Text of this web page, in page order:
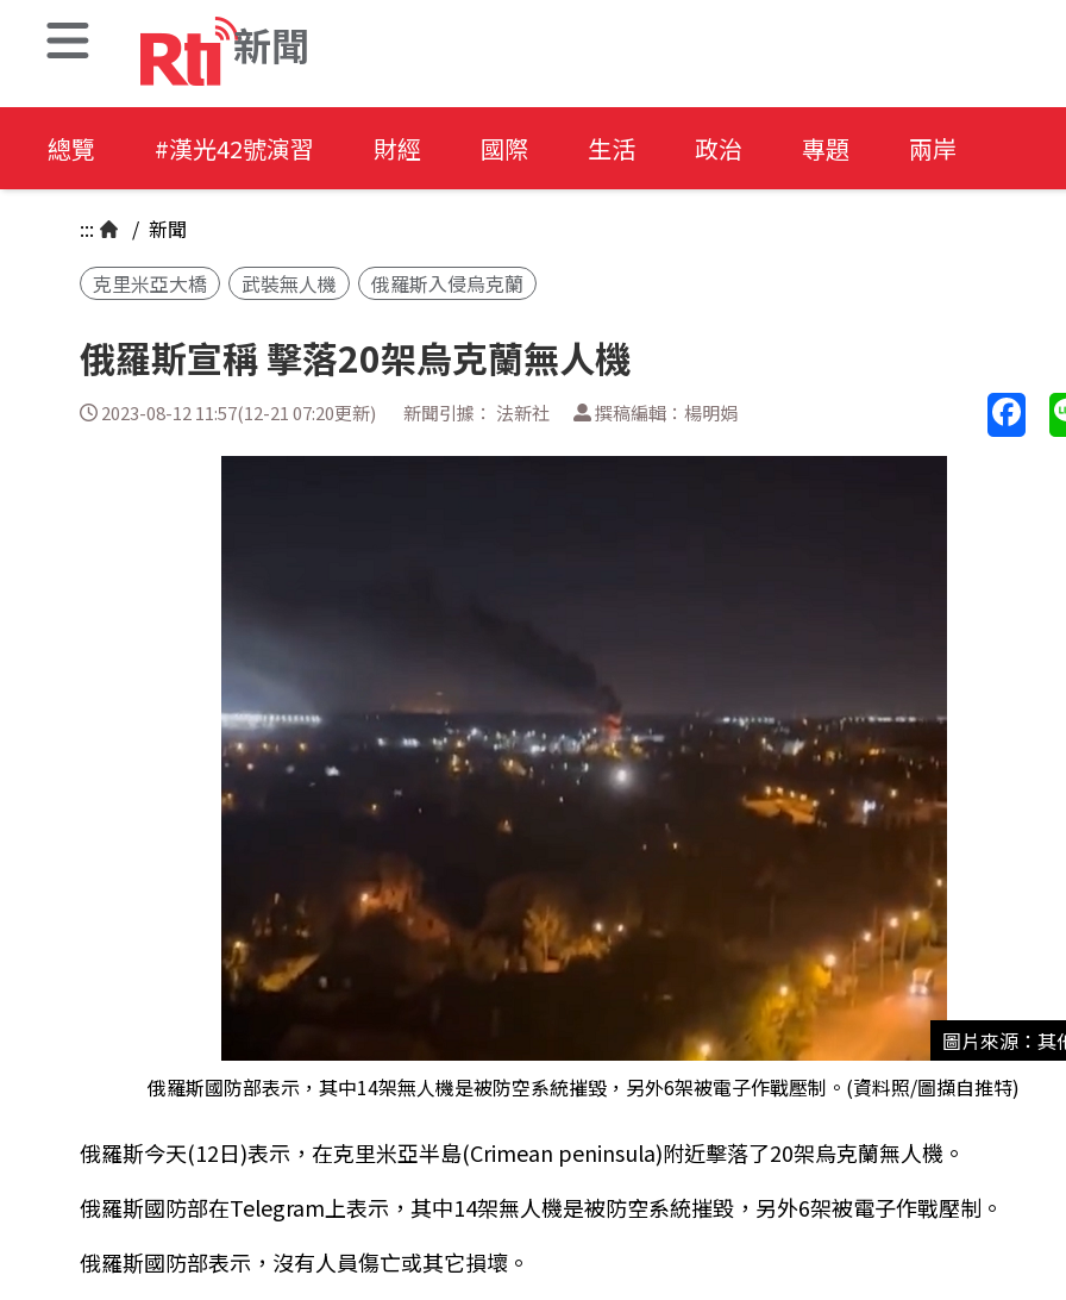
新聞
總覽 #漢光42號演習 財經 國際 生活 政治 專題 兩岸
::: / 新聞
克里米亞大橋
武裝無人機 俄羅斯入侵烏克蘭
俄羅斯宣稱 擊落20架烏克蘭無人機
2023-08-12 11:57(12-21 07:20更新) 新聞引據： 法新社 撰稿編輯：楊明娟
圖片來源：其
俄羅斯國防部表示，其中14架無人機是被防空系統摧毀，另外6架被電子作戰壓制。(資料照/圖擷自推特)
俄羅斯今天(12日)表示，在克里米亞半島(Crimean peninsula)附近擊落了20架烏克蘭無人機。
俄羅斯國防部在Telegram上表示，其中14架無人機是被防空系統摧毀，另外6架被電子作戰壓制。
俄羅斯國防部表示，沒有人員傷亡或其它損壞。